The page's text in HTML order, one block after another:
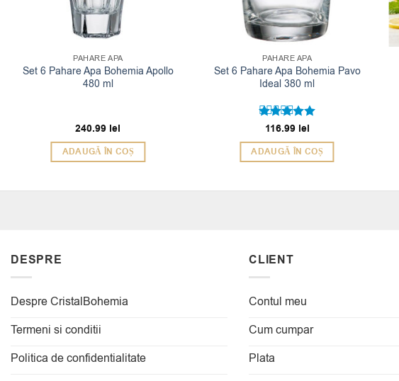
PAHARE APA
Set 6 Pahare Apa Bohemia Apollo
480 ml
240.99 lei
ADAUGĂ ÎN COȘ
PAHARE APA
Set 6 Pahare Apa Bohemia Pavo
Ideal 380 ml
Evaluat la
5
116.99 lei
ADAUGĂ ÎN COȘ
DESPRE
Despre CristalBohemia
Termeni si conditii
Politica de confidentialitate
CLIENT
Contul meu
Cum cumpar
Plata